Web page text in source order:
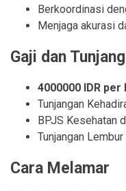
Berkoordinasi
Menjaga akurasi
Gaji dan
4000000 IDR per
Tunjangan
BPJS Kesehatan
Tunjangan Lembur
Cara Melamar